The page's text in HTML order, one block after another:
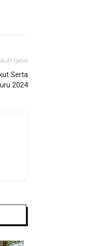
tjetër
Serta
2024